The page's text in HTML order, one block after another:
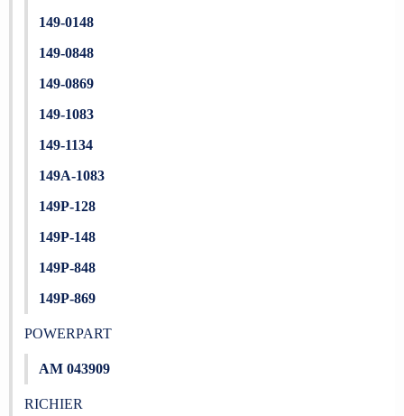
149-0148
149-0848
149-0869
149-1083
149-1134
149A-1083
149P-128
149P-148
149P-848
149P-869
POWERPART
AM 043909
RICHIER